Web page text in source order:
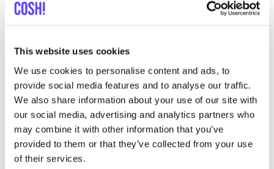
This website uses cookies
We use cookies to personalise content and ads, to
provide social media features and to analyse our traffic.
We also share information about your use of our site with
our social media, advertising and analytics partners who
may combine it with other information that you’ve
provided to them or that they’ve collected from your use
of their services.
PreviousNext